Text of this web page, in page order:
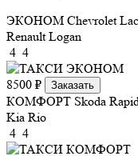
ЭКОНОМ Chevrolet
Renault Logan
4 4
8500 ₽ Заказать
КОМФОРТ Skoda
Kia Rio
4 4